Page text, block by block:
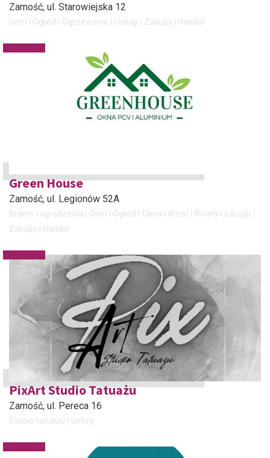
Zamość, ul. Starowiejska 12
Dom i Ogród Ogrzewanie Usługi Zakupy i Handel
Green House
Zamość, ul. Legionów 52A
Bramy i ogrodzenia Dom i Ogród Okna i drzwi
Rolety i żaluzje
Zakupy i Handel
PixArt Studio Tatuażu
Zamość, ul. Pereca 16
Studio tatuażu Usługi